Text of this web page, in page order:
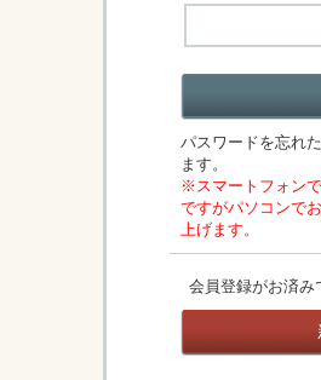
パスワードを忘れ
ます。
※スマートフォン
ですがパソコンで
上げます。
会員登録がお済み